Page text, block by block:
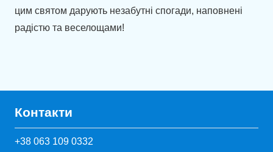
цим святом дарують незабутні спогади, наповнені
радістю та веселощами!
Контакти
+38 063 109 0332